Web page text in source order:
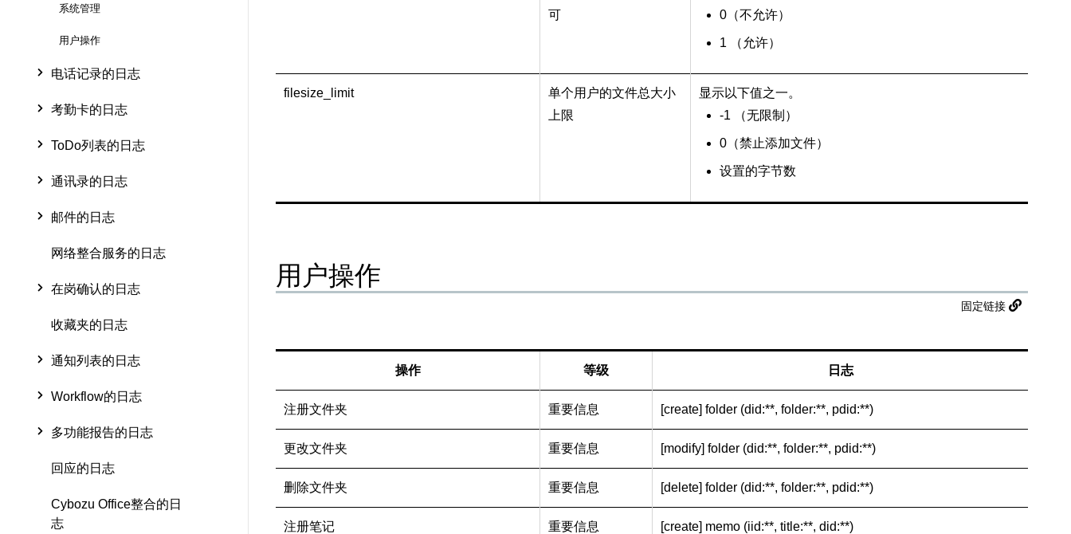
系统管理
用户操作
电话记录的日志
考勤卡的日志
ToDo列表的日志
通讯录的日志
邮件的日志
网络整合服务的日志
在岗确认的日志
收藏夹的日志
通知列表的日志
Workflow的日志
多功能报告的日志
回应的日志
Cybozu Office整合的日
志
可
0（不允许）
1 （允许）
filesize_limit
单个用户的文件总大小
上限
显示以下值之一。
-1 （无限制）
0（禁止添加文件）
设置的字节数
用户操作
固定链接
操作 等级 日志
注册文件夹 重要信息 [create] folder (did:**, folder:**, pdid:**)
更改文件夹 重要信息 [modify] folder (did:**, folder:**, pdid:**)
删除文件夹 重要信息 [delete] folder (did:**, folder:**, pdid:**)
注册笔记 重要信息 [create] memo (iid:**, title:**, did:**)